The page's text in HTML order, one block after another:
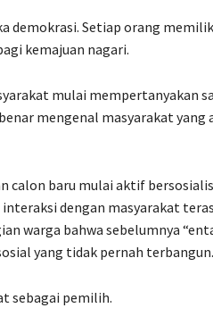
demokrasi. Setiap orang
kemajuan nagari.
mulai mempertanyakan
mengenal masyarakat yang
calon baru mulai aktif
dengan masyarakat
warga bahwa sebelumnya
yang tidak pernah terbangun.
sebagai pemilih.